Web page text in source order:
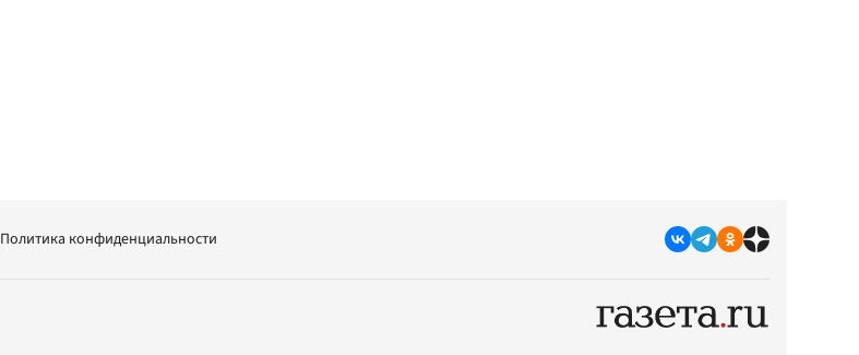
Политика конфиденциальности